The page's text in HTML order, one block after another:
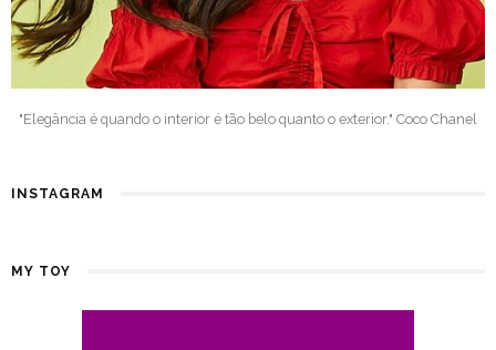
"Elegância é quando o interior é tão belo quanto o exterior." Coco Chanel
INSTAGRAM
MY TOY